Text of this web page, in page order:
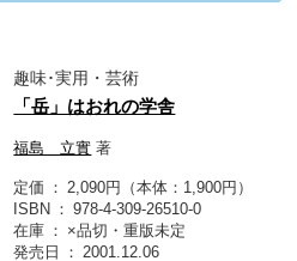
趣味･実用・芸術
「岳」はおれの学舎
福島 立實 著
定価
2,090円（本体：1,900円）
ISBN
978-4-309-26510-0
在庫
×品切・重版未定
発売日
2001.12.06